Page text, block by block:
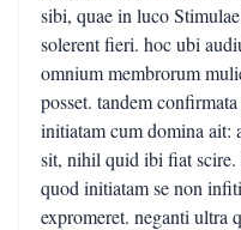
sibi, quae in luco
solerent fieri. hoc ubi
omnium membrorum
posset. tandem
initiatam cum domina ait:
sit, nihil quid ibi fiat scire.
quod initiatam se non
expromeret. neganti ultra